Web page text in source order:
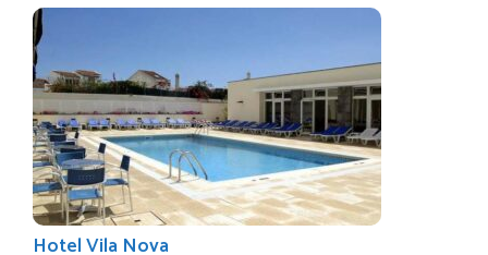
Hotel Vila Nova